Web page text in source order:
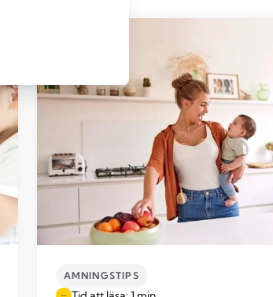
AMNINGSTIPS